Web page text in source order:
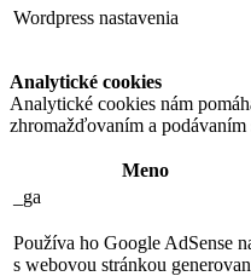
Wordpress nastavenia
Analytické cookies
Analytické cookies nám
zhromažďovaním a
Meno
_ga
Používa ho Google AdSense
s webovou stránkou